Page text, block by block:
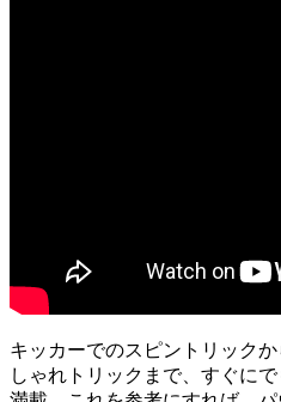
キッカーでのスピントリック
しゃれトリックまで、すぐに